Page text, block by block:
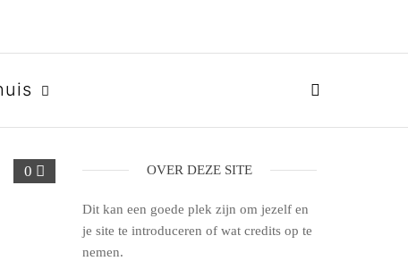
0 OVER DEZE SITE
Dit kan een goede plek zijn om jezelf en
je site te introduceren of wat credits op te
nemen.